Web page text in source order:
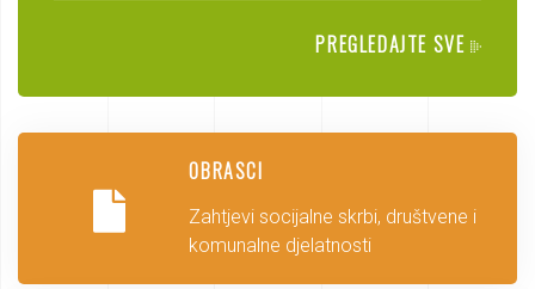
PREGLEDAJTE SVE
OBRASCI
Zahtjevi socijalne skrbi, društvene i
komunalne djelatnosti